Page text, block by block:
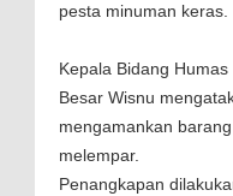
pesta minuman keras.
Kepala Bidang
Besar Wisnu
mengamankan
melempar.
Penangkapan